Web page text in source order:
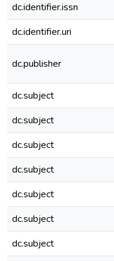
dc.identifier.issn
dc.identifier.uri
dc.publisher
dc.subject
dc.subject
dc.subject
dc.subject
dc.subject
dc.subject
dc.subject